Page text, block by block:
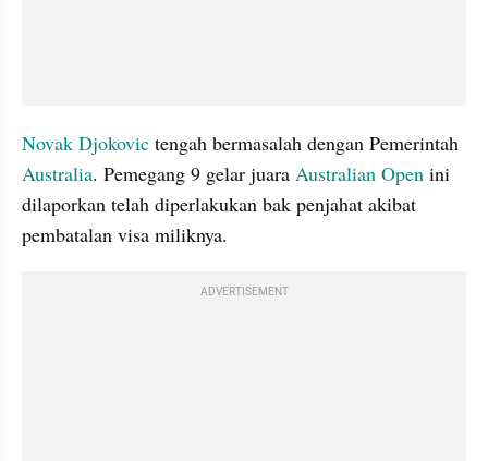
Novak Djokovic
Australia. Pemegang 9 gelar juara Australian Open ini
dilaporkan telah diperlakukan bak penjahat akibat
pembatalan visa miliknya.
ADVERTISEMENT